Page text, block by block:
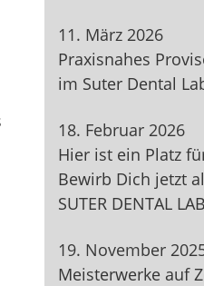
11. März 2026
Praxisnahes
im Suter Dental
18. Februar 2026
Hier ist ein Platz
Bewirb Dich jetzt
SUTER DENTAL
19. November
Meisterwerke auf